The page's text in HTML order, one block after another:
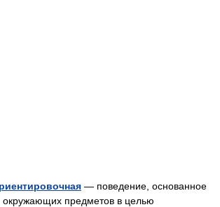
— поведение, основанное
окружающих предметов в целью